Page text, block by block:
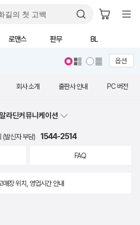
로맨스 판무 BL
옵션
회사 소개 출판사 안내 PC 버전
라딘커뮤니케이션
(발신자 부담) 1544-2514
FAQ
매장 위치, 영업시간 안내